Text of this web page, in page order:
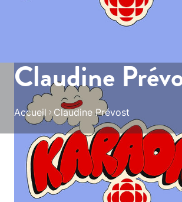
Claudine
Accueil Claudine Prévost